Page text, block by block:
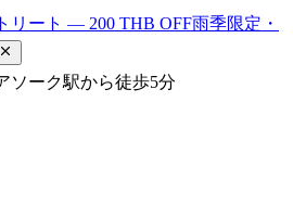
リート — 200 THB OFF雨季限定・
ソーク駅から徒歩5分